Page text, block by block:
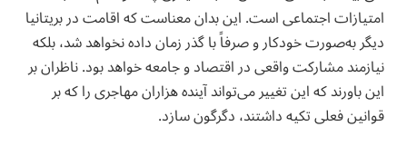
امتیازات اجتماعی است. این بدان معناست که اقامت در بریتانیا
دیگر به‌صورت خودکار و صرفاً با گذر زمان داده نخواهد شد، بلکه
نیازمند مشارکت واقعی در اقتصاد و جامعه خواهد بود. ناظران بر
این باورند که این تغییر می‌تواند آینده هزاران مهاجری را که بر
قوانین فعلی تکیه داشتند، دگرگون سازد.